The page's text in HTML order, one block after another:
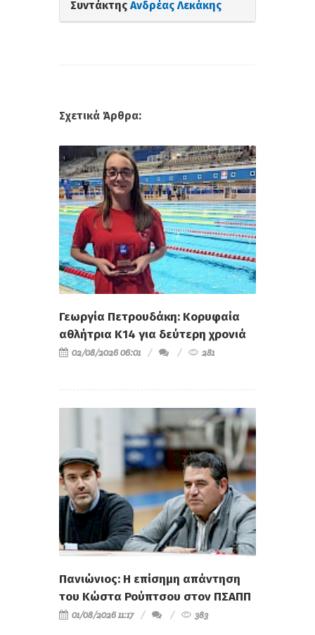
Συντάκτης Ανδρέας Λεκάκης
Σχετικά Άρθρα:
Γεωργία Πετρουδάκη: Κορυφαία
αθλήτρια Κ14 για δεύτερη χρονιά
02/08/2026 06:01 281
Πανιώνιος: Η επίσημη απάντηση
του Κώστα Ρούπτσου στον ΠΣΑΠΠ
01/08/2026 11:17 383